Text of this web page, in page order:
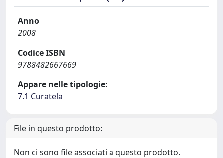
Anno
2008
Codice ISBN
9788482667669
Appare nelle tipologie:
7.1 Curatela
File in questo prodotto:
Non ci sono file associati a questo prodotto.